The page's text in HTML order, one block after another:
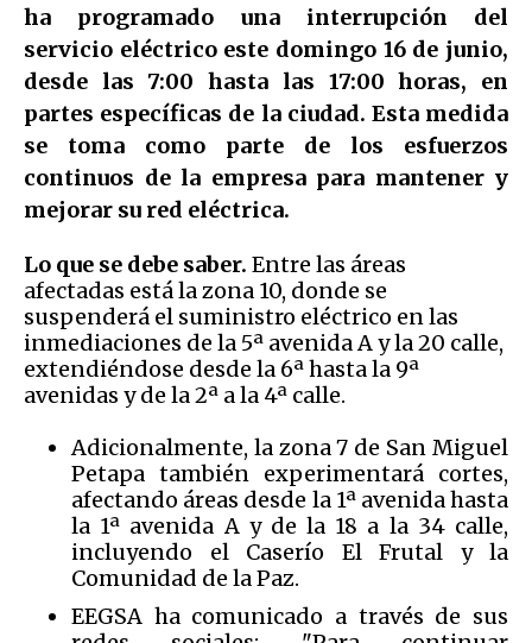
ha programado una interrupción del
servicio eléctrico este domingo 16 de junio,
desde las 7:00 hasta las 17:00 horas, en
partes específicas de la ciudad. Esta medida
se toma como parte de los esfuerzos
continuos de la empresa para mantener y
mejorar su red eléctrica.
Lo que se debe saber. Entre las áreas
afectadas está la zona 10, donde se
suspenderá el suministro eléctrico en las
inmediaciones de la 5ª avenida A y la 20 calle,
extendiéndose desde la 6ª hasta la 9ª
avenidas y de la 2ª a la 4ª calle.
Adicionalmente, la zona 7 de San Miguel
Petapa también experimentará cortes,
afectando áreas desde la 1ª avenida hasta
la 1ª avenida A y de la 18 a la 34 calle,
incluyendo el Caserío El Frutal y la
Comunidad de la Paz.
EEGSA ha comunicado a través de sus